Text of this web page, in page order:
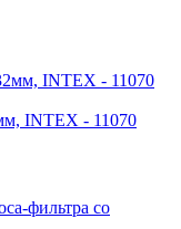
INTEX - 11070